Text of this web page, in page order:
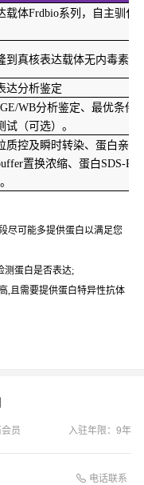
载体Frdbio系列，自主驯化
到真核表达载体无内毒素质
达分析鉴定
WB分析鉴定、最优条件
（可选）。
质控及瞬时转染、蛋白亲和
置换浓缩、蛋白SDS-
尽可能多提供蛋白以满足您
测蛋白是否表达;
,且需要提供蛋白特异性抗体
员 入驻年限： 9年
电话联系